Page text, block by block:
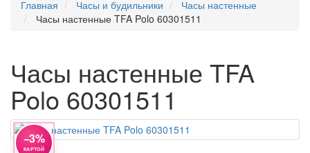
Главная
Часы и будильники
Часы настенные
Часы настенные TFA Polo 60301511
Часы настенные TFA
Polo 60301511
−3%
КАРТОЙ